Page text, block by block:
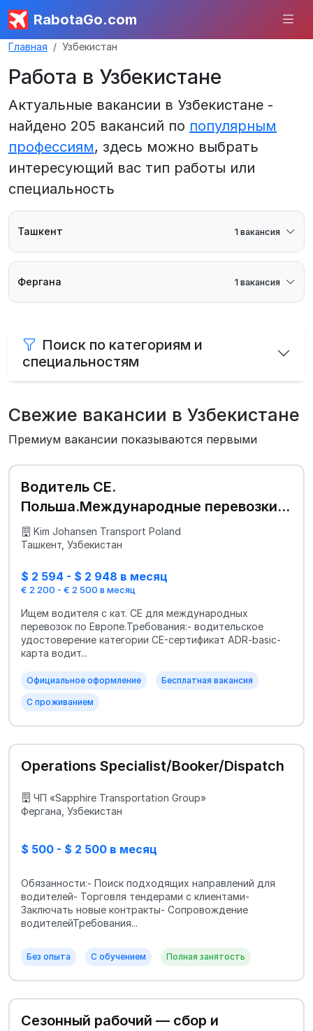
RabotaGo.com
Главная Узбекистан
Работа в Узбекистане
Актуальные вакансии в Узбекистане -
найдено 205 вакансий по популярным
профессиям, здесь можно выбрать
интересующий вас тип работы или
специальность
Ташкент 1 вакансия
Фергана 1 вакансия
Поиск по категориям и
специальностям
Свежие вакансии в Узбекистане
Премиум вакансии показываются первыми
Водитель СЕ.
Польша.Международные перевозки
по Европе.
Kim Johansen Transport Poland
Ташкент, Узбекистан
$ 2 594 - $ 2 948 в месяц
€ 2 200 - € 2 500 в месяц
Ищем водителя с кат. СЕ для международных
перевозок по Европе.Требования:- водительское
удостоверение категории CE-сертификат ADR-basic-
карта водит...
Официальное оформление Бесплатная вакансия
С проживанием
Operations Specialist/Booker/Dispatch
ЧП «Sapphire Transportation Group»
Фергана, Узбекистан
$ 500 - $ 2 500 в месяц
Обязанности:- Поиск подходящих направлений для
водителей- Торговля тендерами с клиентами-
Заключать новые контракты- Сопровождение
водителейТребования...
Без опыта С обучением Полная занятость
Сезонный рабочий — сбор и